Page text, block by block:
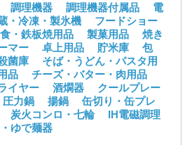
調理機器 調理機器付属品
電
・冷凍・製氷機
フードショー
・鉄板焼用品 製菓用品
焼き
マー 卓上用品 貯米庫
包
菌庫
そば・うどん・パスタ用
品
チーズ・バター・肉用品
イヤー 酒燗器
クールプレー
圧力鍋 揚鍋
缶切り・缶プレ
炭火コンロ・七輪
IH電磁調理
ゆで麺器